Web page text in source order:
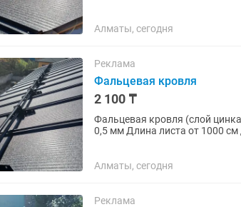
Алматы, сегодня
Реклама
Фальцевая кровля
2 100 ₸
Фальцевая кровля (слой
0,5 мм Длина листа от 1000
Алматы, сегодня
Реклама